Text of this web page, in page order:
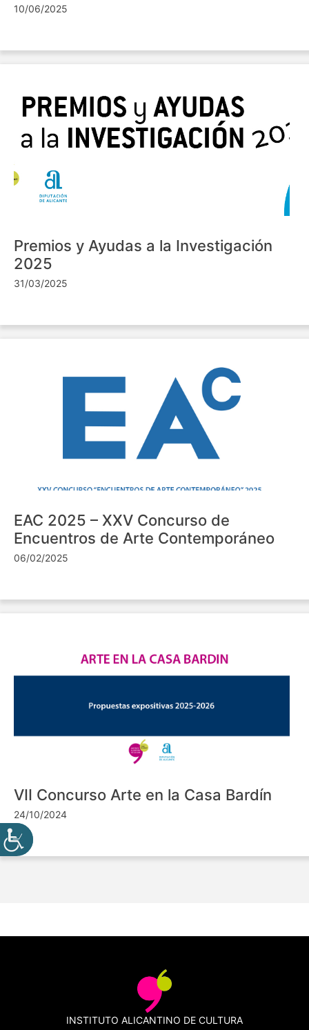
10/06/2025
Premios y Ayudas a la Investigación
2025
31/03/2025
EAC 2025 – XXV Concurso de
Encuentros de Arte Contemporáneo
06/02/2025
VII Concurso Arte en la Casa Bardín
24/10/2024
INSTITUTO ALICANTINO DE CULTURA